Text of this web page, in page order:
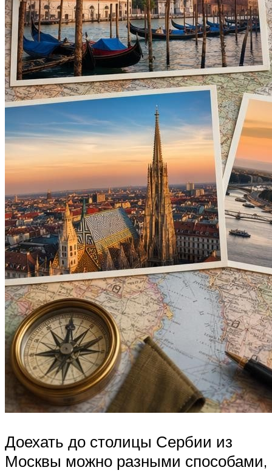
Доехать до столицы Сербии из
Москвы можно разными способами,